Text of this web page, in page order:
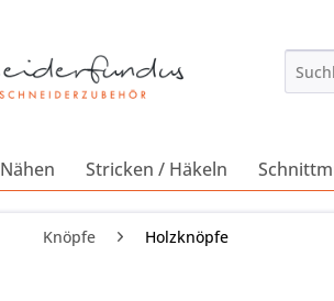
Nähen Stricken / Häkeln
Knöpfe Holzknöpfe